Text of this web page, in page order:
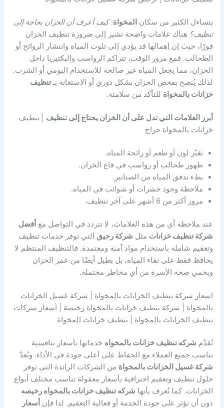
يتساءل الكثير من سكان المخواة:كيف أعرف أن الخزان بحاجة إلى
تنظيف؟ هناك علامات واضحة تشير إلى ضرورة تنظيف الخزان
فورًا، حيث إن إهمالها قد يؤدي إلى تلوث المياه وانتشار الروائح أو
الطحالب. فمع مرور الوقت، تتراكم الرواسب والبكتيريا داخل
الخزان، مما يجعل المياه غير صالحة للاستخدام اليومي أو الشرب.
لذلك يُنصح بفحص الخزان بشكل دوري أو الاستعانة بـتنظيف
خزانات بالمخواة للتأكد من سلامته.
أبرز العلامات التي تدل على أن الخزان يحتاج إلى تنظيف | تنظيف
خزانات بالمخواة حراج
تغيّر لون أو طعم أو رائحة المياه.
ظهور طحالب أو رواسب في قاع الخزان.
بطء تدفق المياه من الصنابير.
ملاحظة وجود حشرات أو شوائب في المياه.
مرور أكثر من 6 أشهر على آخر تنظيف.
عند ملاحظة أي من هذه العلامات، لا تتردد في التواصل مع أفضل
شركة تنظيف خزانات مثل شركة رحيق التي توفر خدمات تنظيف
وتعقيم شاملة باستخدام مواد آمنة ومعتمدة. فالتنظيف المنتظم لا
يحافظ فقط على نقاء المياه، بل يطيل أيضًا من عمر الخزان
ويحمي صحة الأسرة من أي مخاطر محتملة.
اسعار شركة تنظيف الخزانات بالمخواة | شركة غسيل الخزانات
بالمخواة | شركة تنظيف خزانات بالمخواة رخيصة | أسعار شركات
تنظيف الخزانات بالمخواة | تنظيف خزانات المخواة
تُقدّم شركه تنظيف خزانات بالمخواه خدماتها بأسعار تنافسية
تناسب جميع العملاء مع الحفاظ على أعلى جودة في الأداء. وتُعدّ
شركة غسيل الخزانات بالمخواة من الشركات الرائدة التي توفر
حلول تنظيف وتعقيم احترافية بأسعار معقولة تناسب مختلف أنواع
الخزانات. كما تُعرف بأنها شركه تنظيف خزانات بالمخواه رخيصه
دون أن تؤثر على جودة الخدمة أو فعالية التعقيم. لذا فإن أسعار